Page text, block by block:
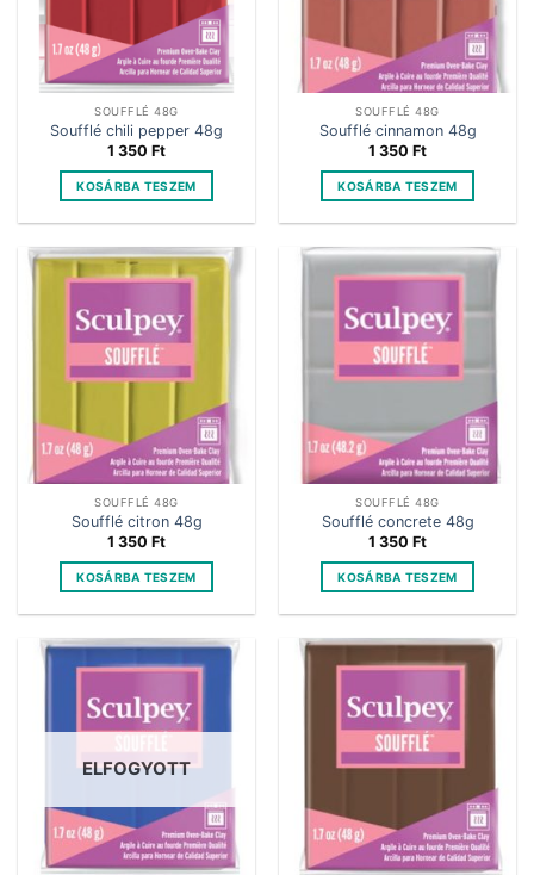
SOUFFLÉ 48G
Soufflé chili pepper 48g
1 350 Ft
KOSÁRBA TESZEM
SOUFFLÉ 48G
Soufflé cinnamon 48g
1 350 Ft
KOSÁRBA TESZEM
SOUFFLÉ 48G
Soufflé citron 48g
1 350 Ft
KOSÁRBA TESZEM
SOUFFLÉ 48G
Soufflé concrete 48g
1 350 Ft
KOSÁRBA TESZEM
ELFOGYOTT